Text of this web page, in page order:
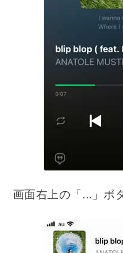
画面右上の「...」ボ